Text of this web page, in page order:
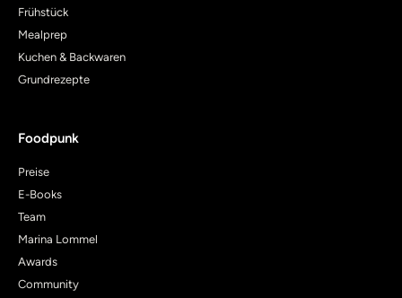
Frühstück
Mealprep
Kuchen & Backwaren
Grundrezepte
Foodpunk
Preise
E-Books
Team
Marina Lommel
Awards
Community